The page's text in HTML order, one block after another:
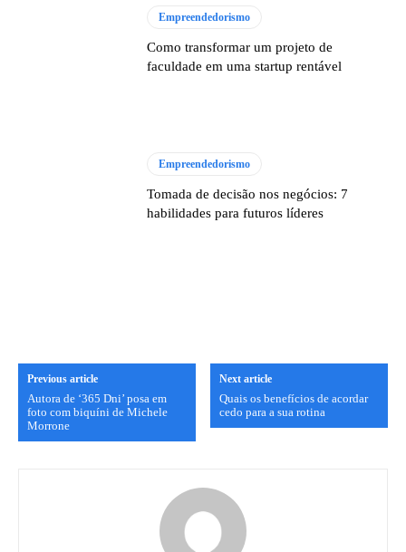
Empreendedorismo
Como transformar um projeto de
faculdade em uma startup rentável
Empreendedorismo
Tomada de decisão nos negócios: 7
habilidades para futuros líderes
Previous article
Autora de ‘365 Dni’ posa em
foto com biquíni de Michele
Morrone
Next article
Quais os benefícios de acordar
cedo para a sua rotina